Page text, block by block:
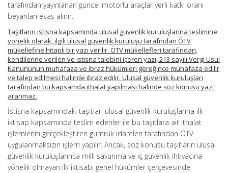
tarafından yayınlanan güncel motorlu araçlar yerli katkı oranı
beyanları esas alınır.
Taşıtların istisna kapsamında ulusal güvenlik kuruluşlarına teslimine
yönelik olarak, ilgili ulusal güvenlik kuruluşu tarafından ÖTV
mükellefine hitaplı bir yazı verilir. ÖTV mükellefleri tarafından,
kendilerine verilen ve istisna talebini içeren yazı, 213 sayılı Vergi Usul
Kanununun muhafaza ve ibraz hükümleri gereğince muhafaza edilir
ve talep edilmesi halinde ibraz edilir. Ulusal güvenlik kuruluşları
tarafından bu kapsamda ithalat yapılması halinde söz konusu yazı
aranmaz.
İstisna kapsamındaki taşıtları ulusal güvenlik kuruluşlarına ilk
iktisap kapsamında teslim edenler ile bu taşıtlara ait ithalat
işlemlerini gerçekleştiren gümrük idareleri tarafından ÖTV
uygulanmaksızın işlem yapılır. Ancak, söz konusu taşıtların ulusal
güvenlik kuruluşlarınca milli savunma ve iç güvenlik ihtiyacına
yönelik olmayan ilk iktisabı genel hükümler çerçevesinde